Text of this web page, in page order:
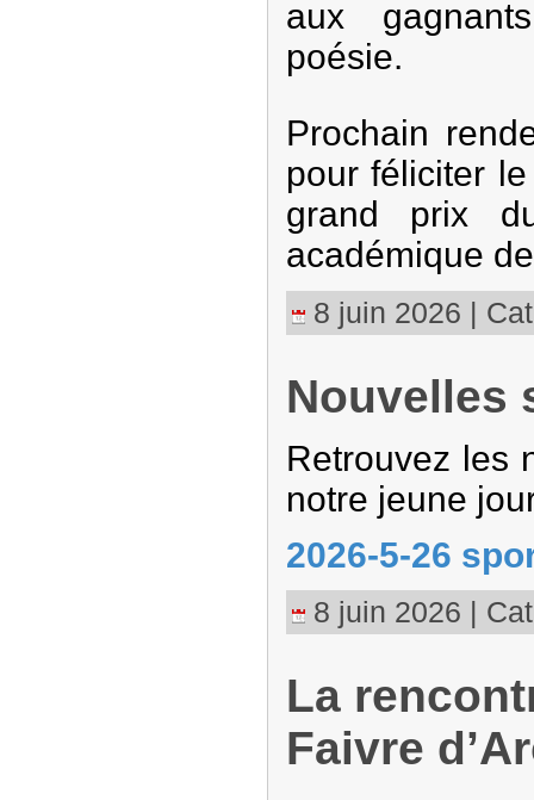
aux
poésie.
Prochain
pour féliciter
grand prix
académique
8 juin 2026 |
Nouvelles
Retrouvez les
notre jeune
2026-5-26
8 juin 2026 |
La
Faivre